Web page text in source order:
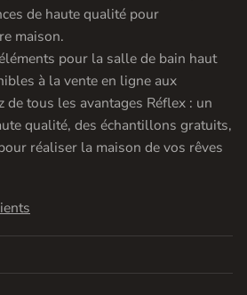
de haute qualité pour
maison.
pour la salle de bain haut
à la vente en ligne aux
tous les avantages Réflex : un
qualité, des échantillons gratuits,
réaliser la maison de vos rêves